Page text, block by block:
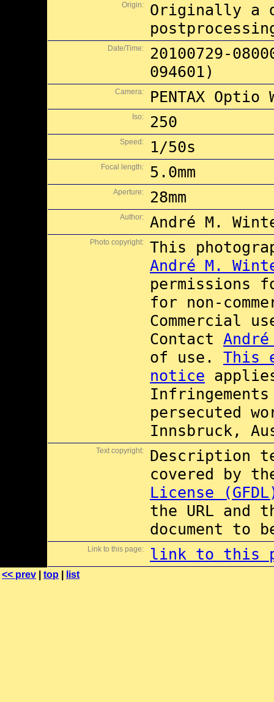
Origin:
Originally a
Date/Time:
20100729-
094601)
Camera: PENTAX Optio
Iso: 250
Speed: 1/50s
Focal length: 5.0mm
Aperture: 28mm
Author: André M.
Photo copyright:
This
André M.
permissions
for non-
Commercial
Contact
of use. This
notice
persecuted
Innsbruck,
Text copyright:
Description
covered by
License
the URL and
document to
Link to this page: link to this
<< prev top list